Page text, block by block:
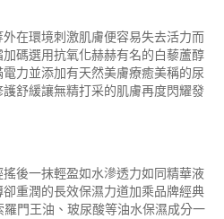
在環境刺激肌膚便容易失去活力而
碼選用抗氧化赫赫有名的白藜蘆醇
力並添加有天然美膚療癒美稱的尿
舒緩讓無精打采的肌膚再度閃耀發
後一抹輕盈如水滲透力如同精華液
重潤的長效保濕力道加乘品牌經典
門王油、玻尿酸等油水保濕成分一